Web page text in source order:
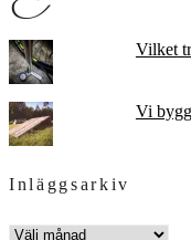
Vilket
Vi
Inläggsarkiv
INLÄGGSARKIV